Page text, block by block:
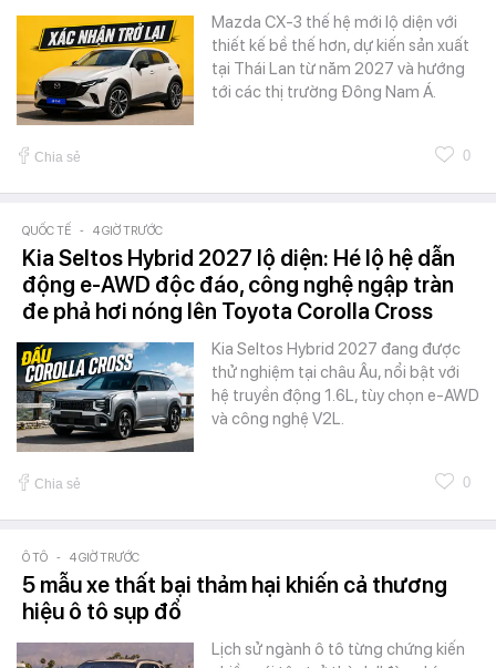
Mazda CX-3 thế hệ mới lộ diện với
thiết kế bề thế hơn, dự kiến sản xuất
tại Thái Lan từ năm 2027 và hướng
tới các thị trường Đông Nam Á.
Chia sẻ 0
QUỐC TẾ - 4 GIỜ TRƯỚC
Kia Seltos Hybrid 2027 lộ diện: Hé lộ hệ dẫn
động e-AWD độc đáo, công nghệ ngập tràn
đe phả hơi nóng lên Toyota Corolla Cross
Kia Seltos Hybrid 2027 đang được
thử nghiệm tại châu Âu, nổi bật với
hệ truyền động 1.6L, tùy chọn e-AWD
và công nghệ V2L.
Chia sẻ 0
Ô TÔ - 4 GIỜ TRƯỚC
5 mẫu xe thất bại thảm hại khiến cả thương
hiệu ô tô sụp đổ
Lịch sử ngành ô tô từng chứng kiến